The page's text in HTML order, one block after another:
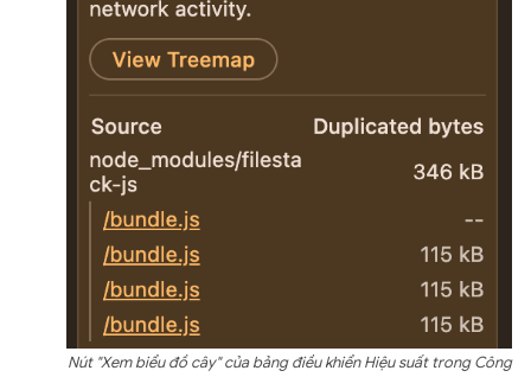
Nút "Xem biểu đồ cây" của bảng điều khiển Hiệu suất trong Công